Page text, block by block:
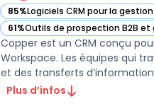
85%Logiciels CRM pour la
— voir Copper dans cette
61%Outils de prospection B2B
— voir Copper dans cette
Copper est un CRM conçu
Workspace. Les équipes qui
et des transferts
Plus d’infos